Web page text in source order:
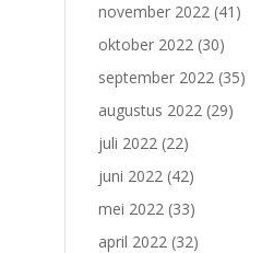
november 2022 (41)
oktober 2022 (30)
september 2022 (35)
augustus 2022 (29)
juli 2022 (22)
juni 2022 (42)
mei 2022 (33)
april 2022 (32)